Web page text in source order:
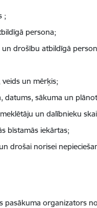
;
persona;
drošību atbildīgā
un mērķis;
datums, sākuma un
un dalībnieku
bīstamās iekārtas;
drošai norisei
pasākuma organizators